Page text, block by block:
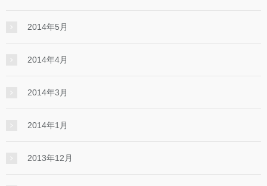
2014年5月
2014年4月
2014年3月
2014年1月
2013年12月